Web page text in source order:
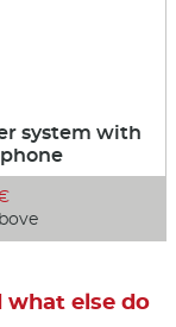
system with
what else do